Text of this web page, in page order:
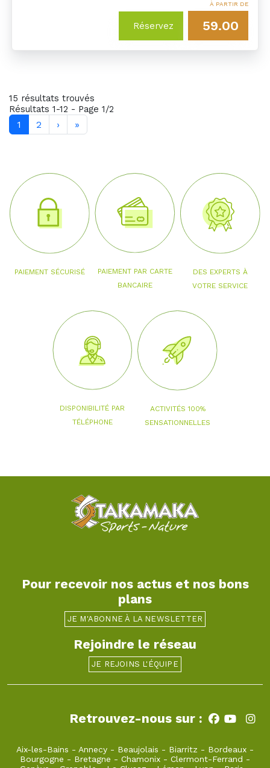
Réservez
À PARTIR DE
59.00
15 résultats trouvés
Résultats 1-12 - Page 1/2
1 2 › »
PAIEMENT SÉCURISÉ
PAIEMENT PAR CARTE
BANCAIRE
DES EXPERTS À
VOTRE SERVICE
DISPONIBILITÉ PAR
TÉLÉPHONE
ACTIVITÉS 100%
SENSATIONNELLES
Pour recevoir nos actus et nos bons
plans
JE M'ABONNE À LA NEWSLETTER
Rejoindre le réseau
JE REJOINS L'ÉQUIPE
Retrouvez-nous sur :
Aix-les-Bains - Annecy - Beaujolais - Biarritz - Bordeaux -
Bourgogne - Bretagne - Chamonix - Clermont-Ferrand -